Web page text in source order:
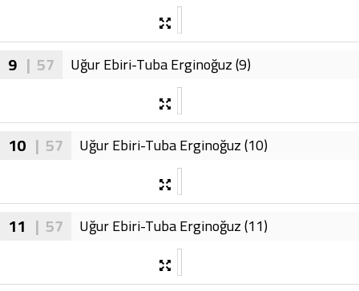
9 | 57 Uğur Ebiri-Tuba Erginoğuz (9)
10 | 57 Uğur Ebiri-Tuba Erginoğuz (10)
11 | 57 Uğur Ebiri-Tuba Erginoğuz (11)